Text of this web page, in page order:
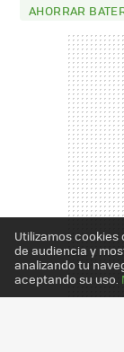
AHORRAR
Utilizamos
de audiencia y
analizando tu
aceptando su uso.